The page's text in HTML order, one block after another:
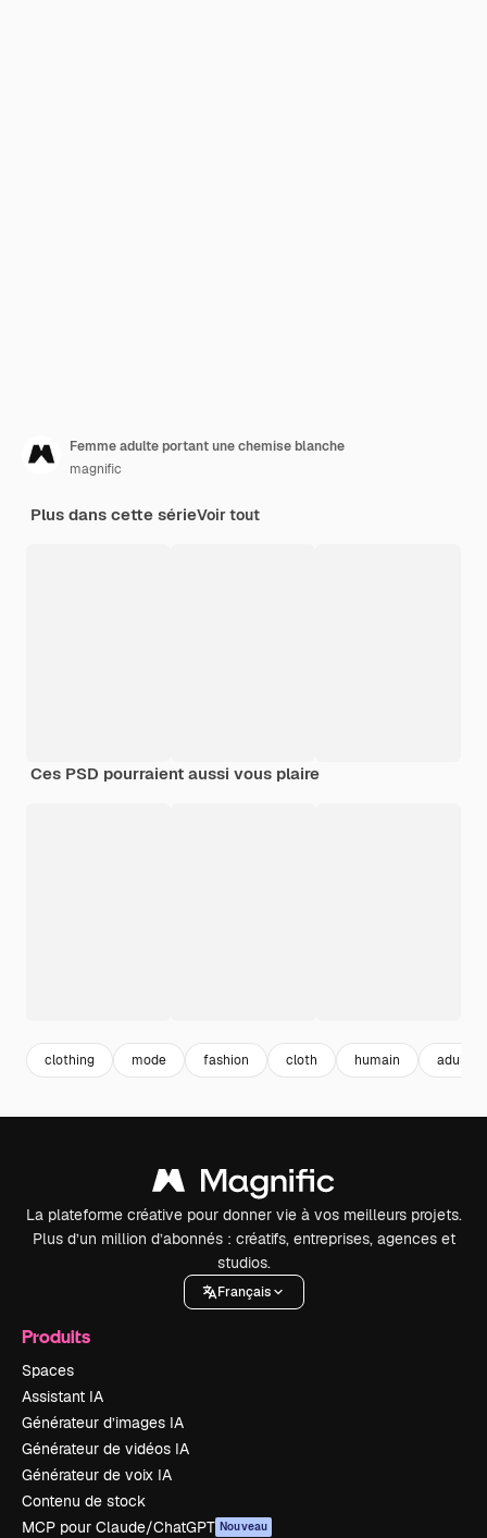
Femme adulte portant une chemise blanche
magnific
Plus dans cette sérieVoir tout
Ces PSD pourraient aussi vous plaire
clothing mode fashion cloth humain adulte
La plateforme créative pour donner vie à vos meilleurs projets.
Plus d’un million d’abonnés : créatifs, entreprises, agences et
studios.
Français
Produits
Spaces
Assistant IA
Générateur d’images IA
Générateur de vidéos IA
Générateur de voix IA
Contenu de stock
MCP pour Claude/ChatGPT Nouveau